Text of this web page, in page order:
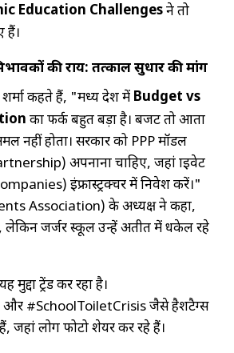
Education Challengesने तो
हैं।
की राय: तत्काल सुधार की मांग
शर्मा कहते हैं, "मध्य प्रदेश में Budget vs
का फर्क बहुत बड़ा है। बजट तो आता
नहीं होता। सरकार को PPP मॉडल
अपनाना चाहिए, जहां प्राइवेट
इंफ्रास्ट्रक्चर में निवेश करें।"
Association) के अध्यक्ष ने कहा,
लेकिन जर्जर स्कूल उन्हें अतीत में धकेल रहे
मुद्दा ट्रेंड कर रहा है।
और #SchoolToiletCrisis जैसे हैशटैग्स
जहां लोग फोटो शेयर कर रहे हैं।